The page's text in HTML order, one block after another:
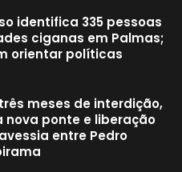
identifica 335 pessoas
ciganas em Palmas;
orientar políticas
meses de interdição,
nova ponte e liberação
entre Pedro